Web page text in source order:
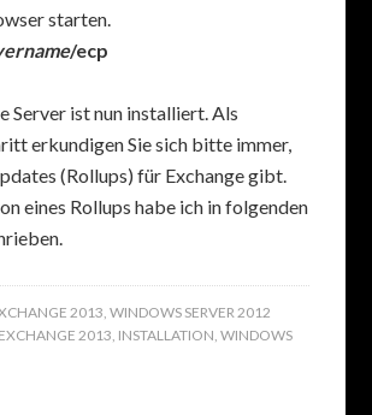
starten.
/ecp
Server ist nun installiert. Als
erkundigen Sie sich bitte immer,
(Rollups) für Exchange gibt.
eines Rollups habe ich in folgenden
2013 ,WINDOWS SERVER 2012
EXCHANGE 2013 INSTALLATION ,WINDOWS